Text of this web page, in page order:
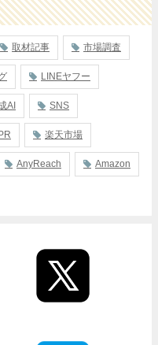
取材記事 市場調査
LINEヤフー
AI SNS
楽天市場
AnyReach Amazon